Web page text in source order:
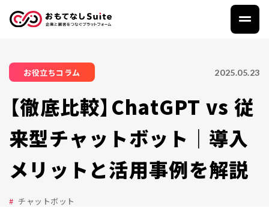
お役立ちコラム 2025.05.23
【徹底比較】ChatGPT vs 従
来型チャットボット｜導入
メリットと活用事例を解説
チャットボット